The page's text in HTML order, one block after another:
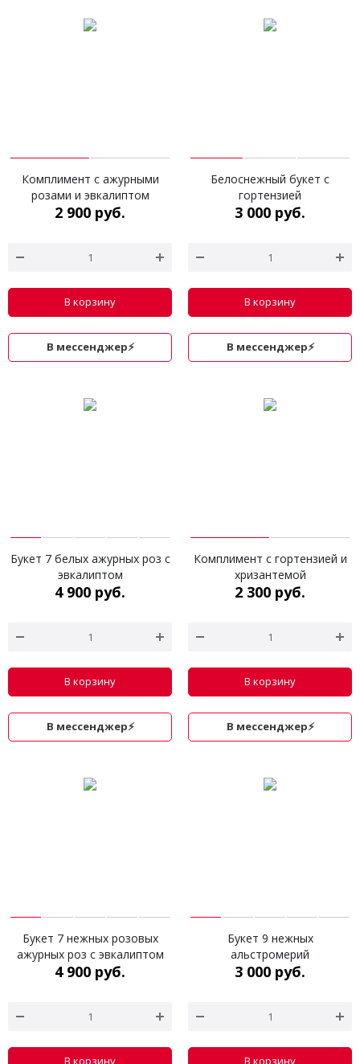
Комплимент с ажурными
розами и эвкалиптом
2 900 руб.
В корзину
В мессенджер⚡
Белоснежный букет с
гортензией
3 000 руб.
В корзину
В мессенджер⚡
Букет 7 белых ажурных роз с
эвкалиптом
4 900 руб.
В корзину
В мессенджер⚡
Комплимент с гортензией и
хризантемой
2 300 руб.
В корзину
В мессенджер⚡
Букет 7 нежных розовых
ажурных роз с эвкалиптом
4 900 руб.
В корзину
Букет 9 нежных
альстромерий
3 000 руб.
В корзину